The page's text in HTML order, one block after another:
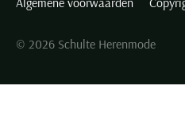
© 2026 Schulte Herenmode